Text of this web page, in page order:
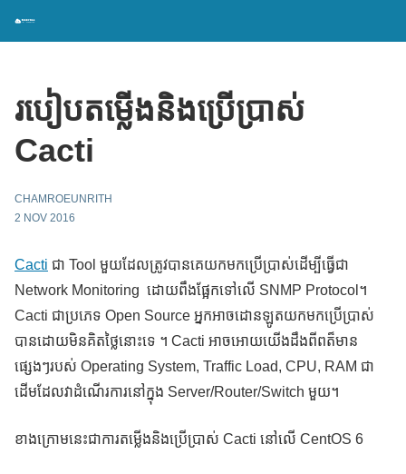
របៀបតម្លើងនិងប្រើប្រាស់
Cacti
CHAMROEUNRITH
2 NOV 2016
Cacti ជា Tool មួយដែលត្រូវបានគេយកមកប្រើប្រាស់ដើម្បីធ្វើជា
Network Monitoring ដោយពឹងផ្អែកទៅលើ SNMP Protocol។
Cacti ជាប្រភេទ Open Source អ្នកអាចដោនឡូតយកមកប្រើប្រាស់
បានដោយមិនគិតថ្លៃនោះទេ ។ Cacti អាចអោយយើងដឹងពីពត៏មាន
ផ្សេងៗរបស់ Operating System, Traffic Load, CPU, RAM ជា
ដើមដែលវាដំណើរការនៅក្នុង Server/Router/Switch មួយ។
ខាងក្រោមនេះជាការតម្លើងនិងប្រើប្រាស់ Cacti នៅលើ CentOS 6